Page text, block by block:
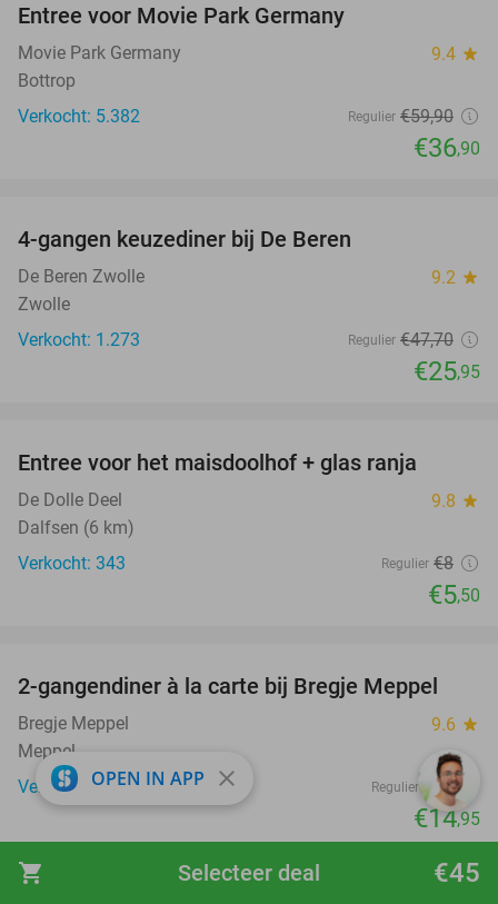
shopping_cart €45
Selecteer deal
Entree voor Movie Park Germany
Movie Park Germany 9.4 star
Bottrop
Verkocht: 5.382
Regulier €59,90
€36,90
4-gangen keuzediner bij De Beren
De Beren Zwolle 9.2 star
Zwolle
Verkocht: 1.273
Regulier €47,70
€25,95
Entree voor het maisdoolhof + glas ranja
De Dolle Deel 9.8 star
Dalfsen (6 km)
Verkocht: 343
Regulier €8
€5,50
12%
2-gangendiner à la carte bij Bregje Meppel
Bregje Meppel 9.6 star
Meppel
Verkocht: 652
Regulier €17
€14,95
OPEN IN APP close